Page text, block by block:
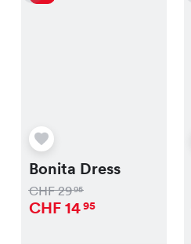
Bonita Dress
CHF2995
CHF1495